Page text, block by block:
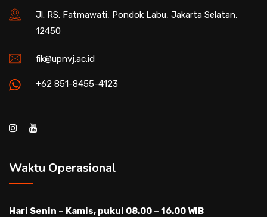
Jl. RS. Fatmawati, Pondok Labu, Jakarta Selatan,
12450
fik@upnvj.ac.id
+62 851-8455-4123
Waktu Operasional
Hari Senin – Kamis, pukul 08.00 – 16.00 WIB